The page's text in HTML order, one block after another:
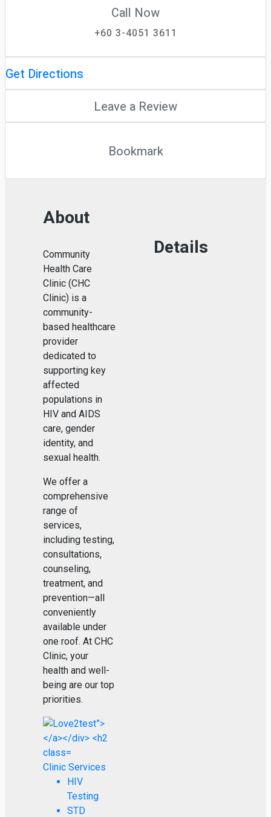
Call Now
+60 3-4051 3611
Get Directions
Leave a Review
Bookmark
About
Community
Health Care
Clinic (CHC
Clinic) is a
community-
based healthcare
provider
dedicated to
supporting key
affected
populations in
HIV and AIDS
care, gender
identity, and
sexual health.
We offer a
comprehensive
range of
services,
including testing,
consultations,
counseling,
treatment, and
prevention—all
conveniently
available under
one roof. At CHC
Clinic, your
health and well-
being are our top
priorities.
Clinic Services
HIV
Testing
STD
Details